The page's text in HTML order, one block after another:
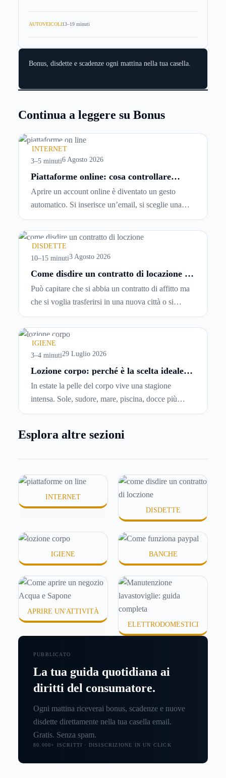
AUTOVEICOLI13–19 minuti
Bonus, disdette e scadenze ogni mattina nella tua casella.
Continua a leggere su Bonus
INTERNET
3–5 minuti6 Agosto 2026
Piattaforme online: cosa controllare
prima di iscriversi e usare servizi in
tempo reale
Aprire un account online è diventato un gesto
automatico. Si inserisce un’email, si sceglie una
password, si accetta una serie di condizioni senza
leggerle davvero. Tutto avviene in pochi minuti,
spesso senza che ci si fermi a capire dove si sta
entrando.
DISDETTE
10–15 minuti3 Agosto 2026
Come disdire un contratto di locazione in
modo corretto ed efficace
Può capitare che si abbia un contratto di affitto ma
che si voglia trasferirsi in una nuova città o si
abbiano problemi a pagare il canone, per cui si
comincia a cercare un’altra abitazione: è legittimo
chiedersi se è possibile
locazioneprima che scada. In questa guida
capiremo come inviare la disdetta per un contratto
IGIENE
3–4 minuti29 Luglio 2026
Lozione corpo: perché è la scelta ideale
In estate la pelle del corpo vive una stagione
intensa. Sole, sudore, mare, piscina, docce più
frequenti e aria condizionata possono renderla
meno confortevole. Eppure, proprio nei mesi caldi,
o difficili da assorbire.
Esplora altre sezioni
INTERNET
DISDETTE
IGIENE BANCHE
APRIRE UN'ATTIVITÀ
ELETTRODOMESTICI
PUBBLICATO
La tua guida quotidiana ai
diritti del consumatore.
Ogni mattina riceverai bonus, scadenze e nuove
disdette direttamente nella tua casella email.
Gratis. Senza spam.
80.000+ ISCRITTI · DISISCRIZIONE IN UN CLICK